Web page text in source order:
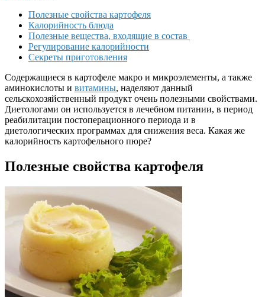
Полезные свойства картофеля
Калорийность блюда
Полезные вещества, входящие в состав
Регулирование калорийности
Секреты приготовления
Содержащиеся в картофеле макро и микроэлементы, а также
аминокислоты и витамины, наделяют данный
сельскохозяйственный продукт очень полезными свойствами.
Диетологами он используется в лечебном питании, в период
реабилитации постоперационного периода и в
диетологических программах для снижения веса. Какая же
калорийность картофельного пюре?
Полезные свойства картофеля